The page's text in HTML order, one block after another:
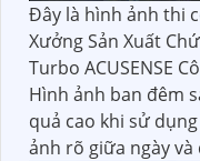
Đây là hình ảnh thi
Xưởng Sản Xuất
Turbo ACUSENSE
Hình ảnh ban đêm
quả cao khi sử
ảnh rõ giữa ngày và